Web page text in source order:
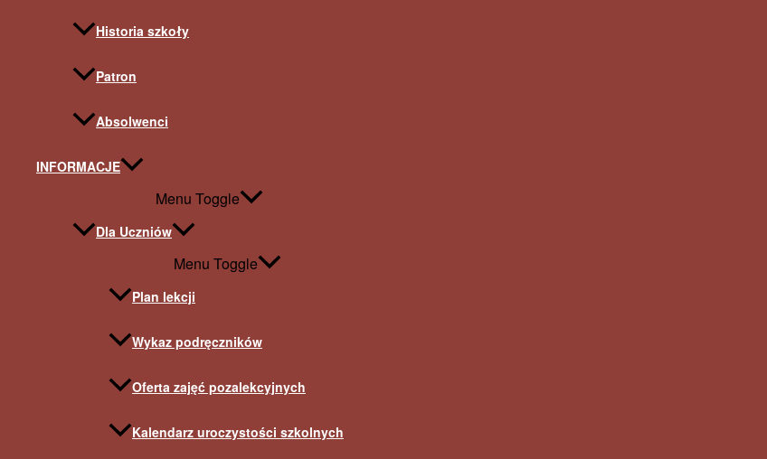
Historia szkoły
Patron
Absolwenci
INFORMACJE
Menu Toggle
Dla Uczniów
Menu Toggle
Plan lekcji
Wykaz podręczników
Oferta zajęć pozalekcyjnych
Kalendarz uroczystości szkolnych